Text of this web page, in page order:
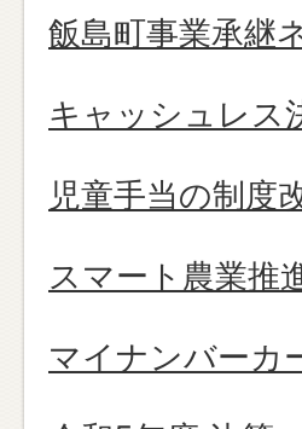
飯島町事業承継
キャッシュレス
児童手当の制度
スマート農業推
マイナンバーカ